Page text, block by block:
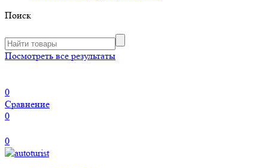
Поиск
Посмотреть все результаты
0
Сравнение
0
0